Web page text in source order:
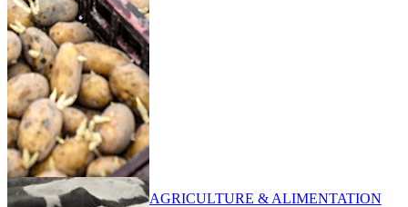
AGRICULTURE & ALIMENTATION